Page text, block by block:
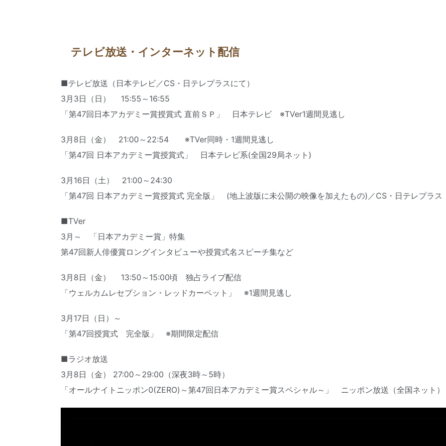
テレビ放送・インターネット配信
■テレビ放送（日本テレビ／CS・日テレプラスにて）
3月3日（日） 15:55～16:55
「第47回日本アカデミー賞授賞式 直前ＳＰ」 日本テレビ ※TVer1週間見逃し
3月8日（金） 21:00～22:54 ※TVer同時・1週間見逃し
「第47回 日本アカデミー賞授賞式」 日本テレビ系(全国29局ネット)
3月16日（土） 21:00～24:30
「第47回 日本アカデミー賞授賞式 完全版」 (地上波版に未公開の映像を加えたもの)／CS・日テレプラス
■TVer
3月～ 「日本アカデミー賞」特集
第47回新人俳優賞ロングインタビューや授賞式名スピーチ集など
3月8日（金） 13:50～15:00頃 独占ライブ配信
「ウェルカムレセプション・レッドカーペット」 ※1週間見逃し
3月17日（日）～
「第47回授賞式 完全版」 ※期間限定配信
■ラジオ放送
3月8日（金） 27:00～29:00（深夜3時～5時）
「オールナイトニッポン0(ZERO)～第47回日本アカデミー賞スペシャル～」 ニッポン放送（全国ネット）